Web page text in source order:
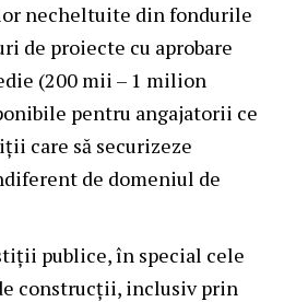
necheltuite din fondurile
de proiecte cu aprobare
(200 mii – 1 milion
pentru angajatorii ce
care să securizeze
de domeniul de
publice, în special cele
construcții, inclusiv prin